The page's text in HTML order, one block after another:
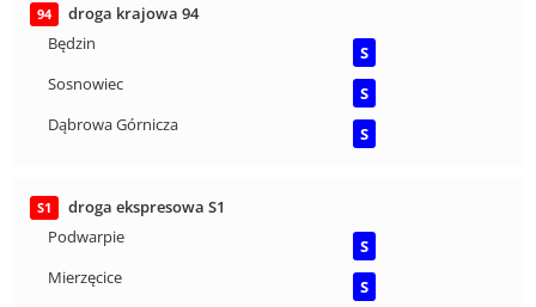
94
droga krajowa 94
Będzin
S
Sosnowiec
S
Dąbrowa Górnicza
S
S1
droga ekspresowa S1
Podwarpie
S
Mierzęcice
S